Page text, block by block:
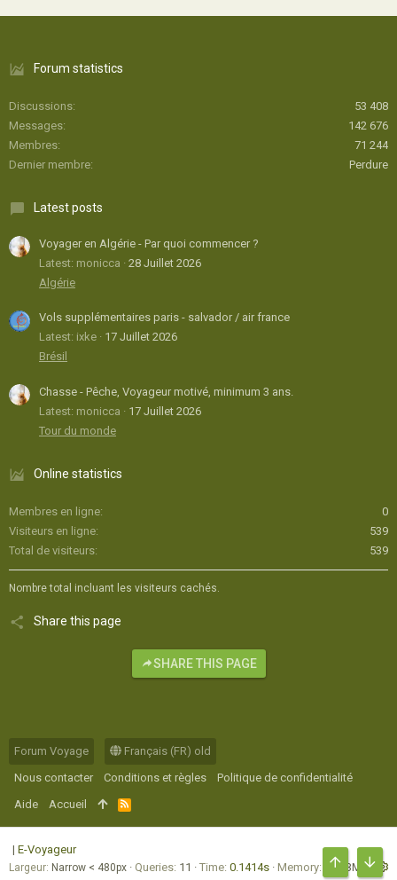
Forum statistics
Discussions
53 408
Messages
142 676
Membres
71 244
Dernier membre
Perdure
Latest posts
Voyager en Algérie - Par quoi commencer ?
Latest: monicca
28 Juillet 2026
Algérie
Vols supplémentaires paris - salvador / air france
Latest: ixke
17 Juillet 2026
Brésil
Chasse - Pêche, Voyageur motivé, minimum 3 ans.
Latest: monicca
17 Juillet 2026
Tour du monde
Online statistics
Membres en ligne
0
Visiteurs en ligne
539
Total de visiteurs
539
Nombre total incluant les visiteurs cachés.
Share this page
SHARE THIS PAGE
Forum Voyage
Français (FR) old
Nous contacter
Conditions et règles
Politique de confidentialité
Aide
Accueil
R
S
S
| E-Voyageur
Largeur Queries 11 Time 0.1414s Memory 16.83MB
HAUT BAS